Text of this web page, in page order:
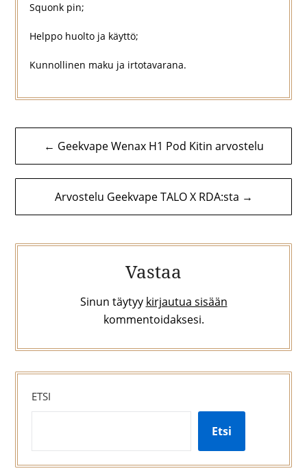
Squonk pin;
Helppo huolto ja käyttö;
Kunnollinen maku ja irtotavarana.
Artikkelien
selaus
← Geekvape Wenax H1 Pod Kitin arvostelu
Arvostelu Geekvape TALO X RDA:sta →
Vastaa
Sinun täytyy kirjautua sisään
kommentoidaksesi.
ETSI
Etsi